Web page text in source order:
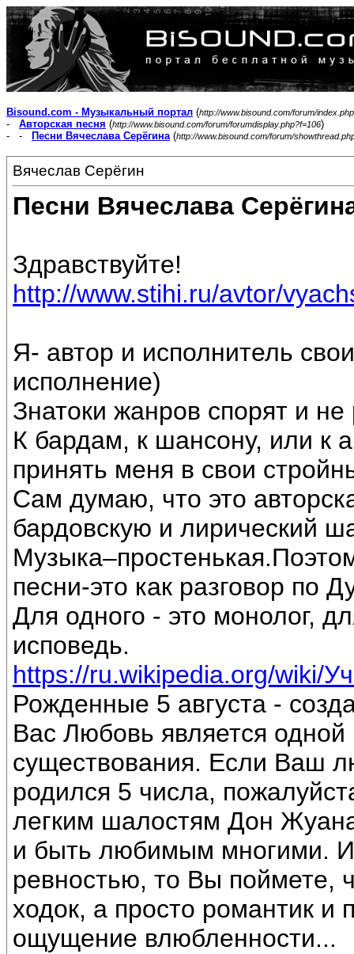
Bisound.com - Музыкальный портал (http://www.bisound.com/forum/index.php
- Авторская песня (http://www.bisound.com/forum/forumdisplay.php?f=106)
- -
Песни Вячеслава Серёгина(http://www.bisound.com/forum/
Вячеслав Серёгин
Песни Вячеслава
Здравствуйте!
http://www.stihi.ru/avtor/
Я- автор и исполнитель
исполнение)
Знатоки жанров спорят и
К бардам, к шансону, или к
принять меня в свои
Сам думаю, что это
бардовскую и лирический
песни-это как разговор по
Для одного - это монолог,
исповедь.
https://ru.wikipedia.org/wiki/
Рожденные 5 августа -
Вас Любовь является
существования. Если Ваш
родился 5 числа,
легким шалостям Дон
и быть любимым многими.
ревностью, то Вы
ходок, а просто романтик и
ощущение влюбленности...